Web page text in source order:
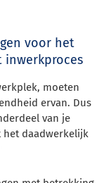
voor het
inwerkproces
moeten
ervan. Dus
van je
het daadwerkelijk